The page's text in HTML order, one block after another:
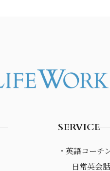
SERVICE
・英語コーチ
日常英会話